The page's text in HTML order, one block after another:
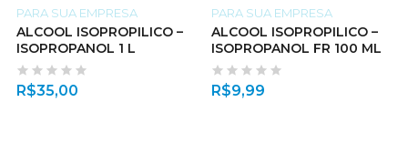
PARA SUA EMPRESA
ALCOOL ISOPROPILICO –
ISOPROPANOL 1 L
R$35,00
PARA SUA EMPRESA
ALCOOL ISOPROPILICO –
ISOPROPANOL FR 100 ML
R$9,99